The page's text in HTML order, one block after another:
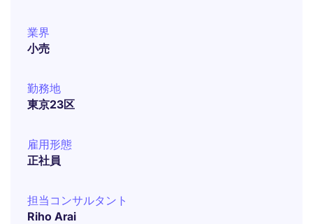
業界
小売
勤務地
東京23区
雇用形態
正社員
担当コンサルタント
Riho Arai